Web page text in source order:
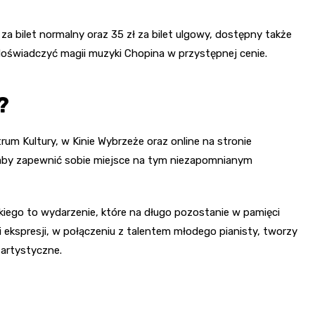
bilet normalny oraz 35 zł za bilet ulgowy, dostępny także
magii muzyki Chopina w przystępnej cenie.
Kultury, w Kinie Wybrzeże oraz online na stronie
zapewnić sobie miejsce na tym niezapomnianym
to wydarzenie, które na długo pozostanie w pamięci
w połączeniu z talentem młodego pianisty, tworzy
artystyczne.